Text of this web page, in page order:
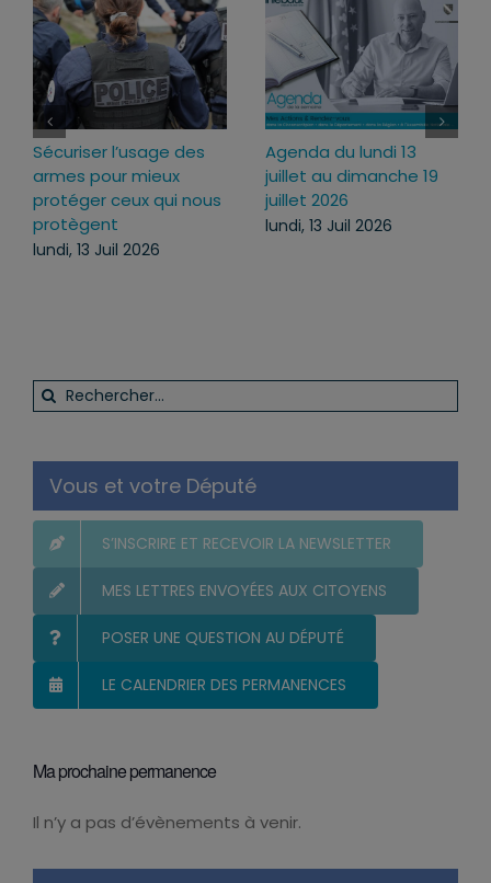
Sécuriser l’usage des
armes pour mieux
protéger ceux qui nous
protègent
lundi, 13 Juil 2026
Agenda du lundi 13
juillet au dimanche 19
juillet 2026
lundi, 13 Juil 2026
Rechercher:
Vous et votre Député
S’INSCRIRE ET RECEVOIR LA NEWSLETTER
MES LETTRES ENVOYÉES AUX CITOYENS
POSER UNE QUESTION AU DÉPUTÉ
LE CALENDRIER DES PERMANENCES
Ma prochaine permanence
Notice
Il n’y a pas d’évènements à venir.